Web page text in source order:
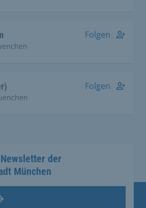
Folgen
Folgen
der
München